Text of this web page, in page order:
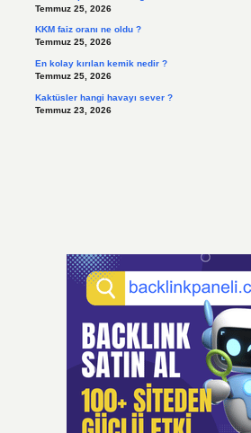
Temmuz 25, 2026
KKM faiz oranı ne oldu ?
Temmuz 25, 2026
En kolay kırılan kemik nedir ?
Temmuz 25, 2026
Kaktüsler hangi havayı sever ?
Temmuz 23, 2026